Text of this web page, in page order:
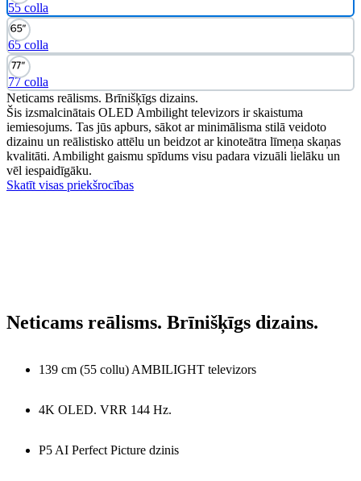
55 colla
65 colla
77 colla
Neticams reālisms. Brīnišķīgs dizains.
Šis izsmalcinātais OLED Ambilight televizors ir skaistuma
iemiesojums. Tas jūs apburs, sākot ar minimālisma stilā veidoto
dizainu un reālistisko attēlu un beidzot ar kinoteātra līmeņa skaņas
kvalitāti. Ambilight gaismu spīdums visu padara vizuāli lielāku un
vēl iespaidīgāku.
Skatīt visas priekšrocības
Neticams reālisms. Brīnišķīgs dizains.
139 cm (55 collu) AMBILIGHT televizors
4K OLED. VRR 144 Hz.
P5 AI Perfect Picture dzinis